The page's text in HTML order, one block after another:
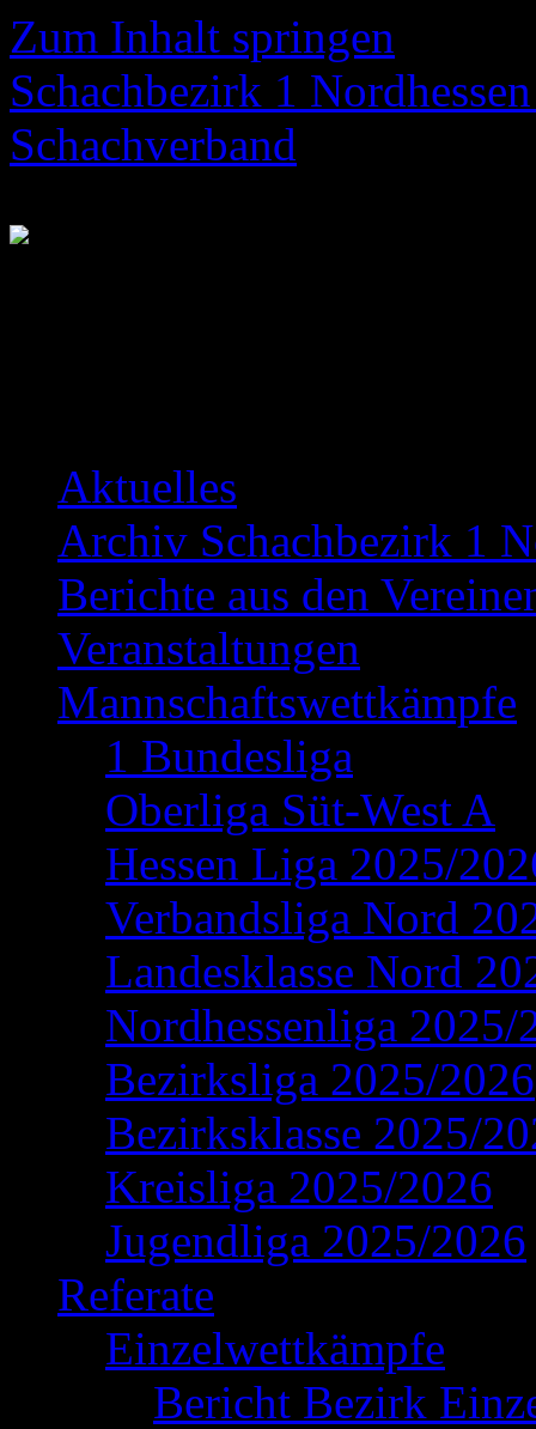
Zum Inhalt springen
Schachbezirk 1
Schachverband
Aktuelles
Archiv Schachbezirk 1
Berichte aus den
Veranstaltungen
Mannschaftswettkämpfe
1 Bundesliga
Oberliga Süt-West A
Hessen Liga 2025/
Verbandsliga Nord
Landesklasse Nord
Nordhessenliga 2025/
Bezirksliga 2025/2026
Bezirksklasse 2025/
Kreisliga 2025/2026
Jugendliga 2025/2026
Referate
Einzelwettkämpfe
Bericht Bezirk